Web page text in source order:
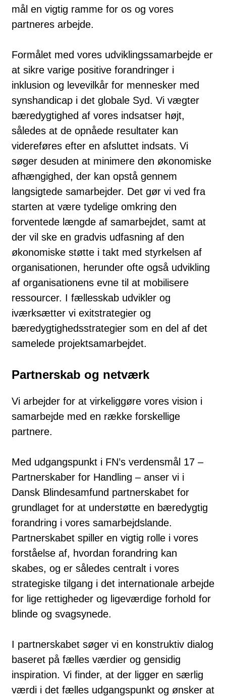
mål en vigtig ramme for os og vores
partneres arbejde.
Formålet med vores udviklingssamarbejde er
at sikre varige positive forandringer i
inklusion og levevilkår for mennesker med
synshandicap i det globale Syd. Vi vægter
bæredygtighed af vores indsatser højt,
således at de opnåede resultater kan
videreføres efter en afsluttet indsats. Vi
søger desuden at minimere den økonomiske
afhængighed, der kan opstå gennem
langsigtede samarbejder. Det gør vi ved fra
starten at være tydelige omkring den
forventede længde af samarbejdet, samt at
der vil ske en gradvis udfasning af den
økonomiske støtte i takt med styrkelsen af
organisationen, herunder ofte også udvikling
af organisationens evne til at mobilisere
ressourcer. I fællesskab udvikler og
iværksætter vi exitstrategier og
bæredygtighedsstrategier som en del af det
samelede projektsamarbejdet.
Partnerskab og netværk
Vi arbejder for at virkeliggøre vores vision i
samarbejde med en række forskellige
partnere.
Med udgangspunkt i FN’s verdensmål 17 –
Partnerskaber for Handling – anser vi i
Dansk Blindesamfund partnerskabet for
grundlaget for at understøtte en bæredygtig
forandring i vores samarbejdslande.
Partnerskabet spiller en vigtig rolle i vores
forståelse af, hvordan forandring kan
skabes, og er således centralt i vores
strategiske tilgang i det internationale arbejde
for lige rettigheder og ligeværdige forhold for
blinde og svagsynede.
I partnerskabet søger vi en konstruktiv dialog
baseret på fælles værdier og gensidig
inspiration. Vi finder, at der ligger en særlig
værdi i det fælles udgangspunkt og ønsker at